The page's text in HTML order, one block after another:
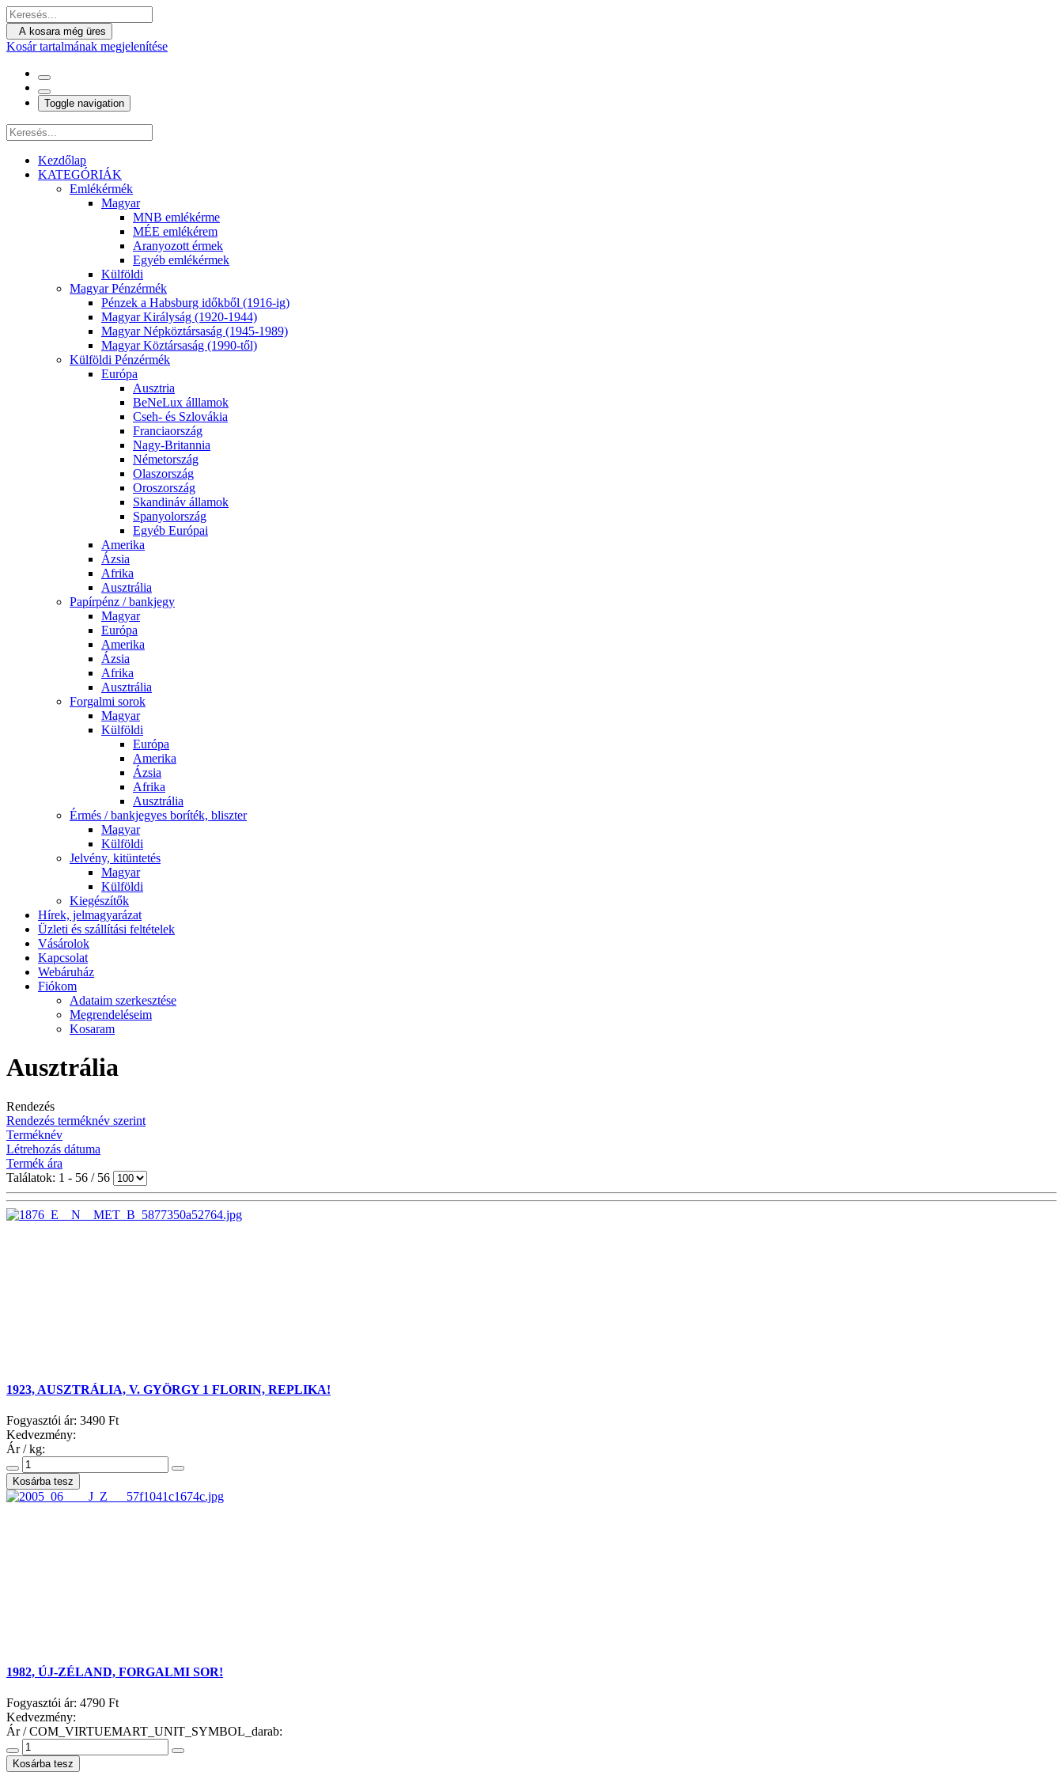
A kosara még üres
Kosár tartalmának megjelenítése
Toggle navigation
Kezdőlap
KATEGÓRIÁK
Emlékérmék
Magyar
MNB emlékérme
MÉE emlékérem
Aranyozott érmek
Egyéb emlékérmek
Külföldi
Magyar Pénzérmék
Pénzek a Habsburg időkből (1916-ig)
Magyar Királyság (1920-1944)
Magyar Népköztársaság (1945-1989)
Magyar Köztársaság (1990-től)
Külföldi Pénzérmék
Európa
Ausztria
BeNeLux álllamok
Cseh- és Szlovákia
Franciaország
Nagy-Britannia
Németország
Olaszország
Oroszország
Skandináv államok
Spanyolország
Egyéb Európai
Amerika
Ázsia
Afrika
Ausztrália
Papírpénz / bankjegy
Magyar
Európa
Amerika
Ázsia
Afrika
Ausztrália
Forgalmi sorok
Magyar
Külföldi
Európa
Amerika
Ázsia
Afrika
Ausztrália
Érmés / bankjegyes boríték, bliszter
Magyar
Külföldi
Jelvény, kitüntetés
Magyar
Külföldi
Kiegészítők
Hírek, jelmagyarázat
Üzleti és szállítási feltételek
Vásárolok
Kapcsolat
Webáruház
Fiókom
Adataim szerkesztése
Megrendeléseim
Kosaram
Ausztrália
Rendezés
Rendezés terméknév szerint
Terméknév
Létrehozás dátuma
Termék ára
Találatok: 1 - 56 / 56
1923, AUSZTRÁLIA, V. GYÖRGY 1 FLORIN, REPLIKA!
Fogyasztói ár: 3490 Ft
Kedvezmény:
Ár / kg:
1982, ÚJ-ZÉLAND, FORGALMI SOR!
Fogyasztói ár: 4790 Ft
Kedvezmény:
Ár / COM_VIRTUEMART_UNIT_SYMBOL_darab: